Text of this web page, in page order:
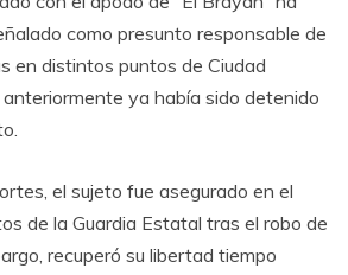
como presunto responsable de
en distintos puntos de Ciudad
ya había sido detenido
el sujeto fue asegurado en el
de la Guardia Estatal tras el robo de
recuperó su libertad tiempo